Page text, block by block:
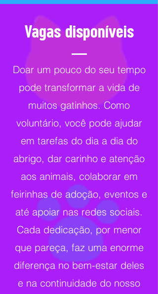
Vagas disponíveis
Doar um pouco do seu tempo
pode transformar a vida de
muitos gatinhos. Como
voluntário, você pode ajudar
em tarefas do dia a dia do
abrigo, dar carinho e atenção
aos animais, colaborar em
feirinhas de adoção, eventos e
até apoiar nas redes sociais.
Cada dedicação, por menor
que pareça, faz uma enorme
diferença no bem-estar deles
e na continuidade do nosso